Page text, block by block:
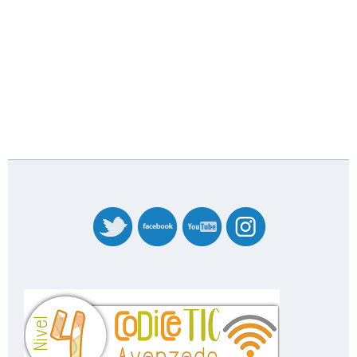
banner_codicetic_nivel_4_20227358.png